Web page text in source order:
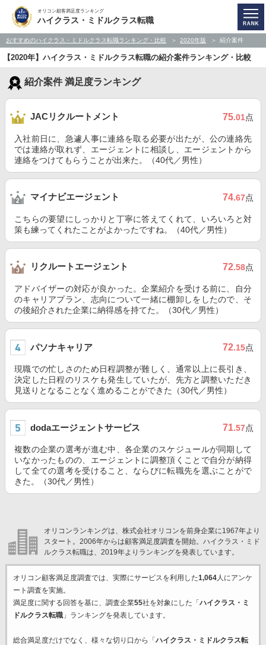
オリコン顧客満足度ランキング
ハイクラス・ミドルクラス転職
おすすめのハイクラス・ミドルクラス転職ランキング・比較 2020年版 紹介案件
【2020年】ハイクラス・ミドルクラス転職の紹介案件ランキング・比較
紹介案件 満足度ランキング
JACリクルートメント 75.01点
入社前日に、急遽人事に連絡を取る必要が出たが、公の連絡先
では連絡が取れず、エージェントに相談し、エージェントから
連絡をつけてもらうことが出来た。（40代／男性）
マイナビエージェント 74.67点
こちらの要望にしっかりと丁寧に答えてくれて、いろいろと対
策も練ってくれたことがよかったですね。（40代／男性）
リクルートエージェント 72.58点
アドバイザーの対応が良かった。企業紹介を受ける前に、自分
のキャリアプラン、志向について一緒に棚卸しをしたので、そ
の後紹介された企業に納得感を持てた。（30代／男性）
パソナキャリア 72.15点
現職での忙しさのため日程調整が難しく、通常以上に長引き、
決定した日程のリスケも発生していたが、先方と調整いただき
見送りとなることなく進めることができた（30代／男性）
dodaエージェントサービス 71.57点
複数の企業の選考が進む中、各企業のスケジュールが同期して
いなかったものの、エージェントに調整頂くことで自分が納得
して全ての選考を受けること、ならびに転職先を選ぶことがで
きた。（30代／男性）
オリコンランキングは、株式会社オリコンを前身企業に1967年より
スタート。2006年からは顧客満足度調査を開始。ハイクラス・ミド
ルクラス転職は、2019年よりランキングを発表しています。
オリコン顧客満足度調査では、実際にサービスを利用した1,064人にアンケ
ート調査を実施。
満足度に関する回答を基に、調査企業55社を対象にした「 ハイクラス・ミ
ドルクラス転職」ランキングを発表しています。
総合満足度だけでなく、様々な切り口から「 ハイクラス・ミドルクラス転